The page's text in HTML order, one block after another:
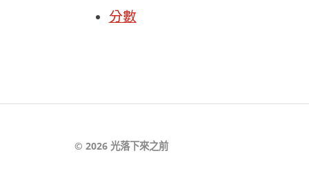
分數
© 2026 光落下來之前